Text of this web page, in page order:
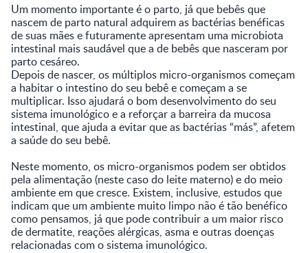
Um momento importante é o parto, já que bebês que
nascem de parto natural adquirem as bactérias benéficas
de suas mães e futuramente apresentam uma microbiota
intestinal mais saudável que a de bebês que nasceram por
parto cesáreo.
Depois de nascer, os múltiplos micro-organismos começam
a habitar o intestino do seu bebê e começam a se
multiplicar. Isso ajudará o bom desenvolvimento do seu
sistema imunológico e a reforçar a barreira da mucosa
intestinal, que ajuda a evitar que as bactérias “más”, afetem
a saúde do seu bebê.
Neste momento, os micro-organismos podem ser obtidos
pela alimentação (neste caso do leite materno) e do meio
ambiente em que cresce. Existem, inclusive, estudos que
indicam que um ambiente muito limpo não é tão benéfico
como pensamos, já que pode contribuir a um maior risco
de dermatite, reações alérgicas, asma e outras doenças
relacionadas com o sistema imunológico.